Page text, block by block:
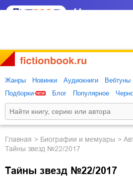
Жанры Новинки Аудиокниги Вебтуны
Подборки
Блог Популярное
Главная биографии и мемуары
Тайны звезд №22/2017
Тайны звезд №22/2017